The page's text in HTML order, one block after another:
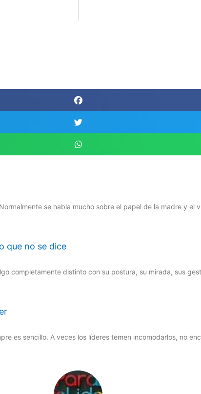
se habla mucho sobre el papel de la madre y el
que no se dice
completamente distinto con su postura, su mirada, sus
es sencillo. A veces los líderes temen incomodarlos, no